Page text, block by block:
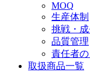
MOQ
生産体制
挑戦・
品質管理
責任者
取扱商品一覧